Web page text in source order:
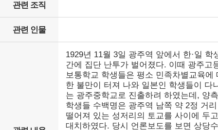
관련 조직
관련 인물
1929년 11월 3일 광주역 앞에서 한·일 학
간에 집단 난투가 벌어졌다. 이때 광주고
보통학교 학생들은 평소 민족차별교육에
한 불만이 터져 나와 일본인 학생들이 다
는 광주중학교로 진출하려 하였는데, 양측
학생들 수백명은 광주역 남쪽 약 2정 거리
떨어져 있는 성저리의 토교를 사이에 두고
대치하였다. 당시 언론보도를 보면 상당수